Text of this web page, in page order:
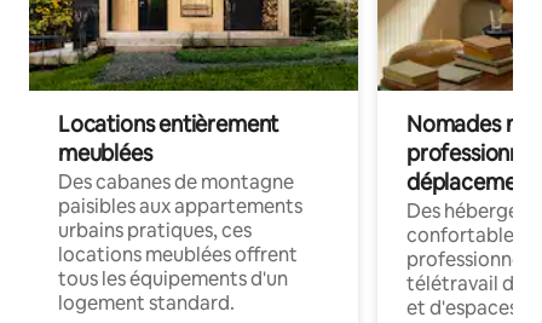
Locations entièrement
meublées
Des cabanes de montagne
paisibles aux appartements
urbains pratiques, ces
locations meublées offrent
tous les équipements d'un
logement standard.
Nomades
déplacement
Des
confortables
professionnels
télétravail
et d'espaces